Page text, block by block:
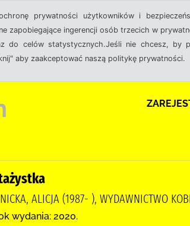
prywatności użytkowników i
zapobiegające ingerencji osób trzecich w
do celów statystycznych.Jeśli nie chcesz, by
aby zaakceptować naszą politykę prywatności.
ALICJA (1987- ), WYDAWNICTWO
wydania: 2020.